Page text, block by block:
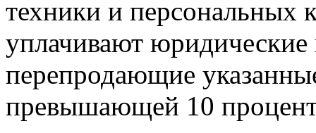
техники и персональных
уплачивают
перепродающие
превышающей 10